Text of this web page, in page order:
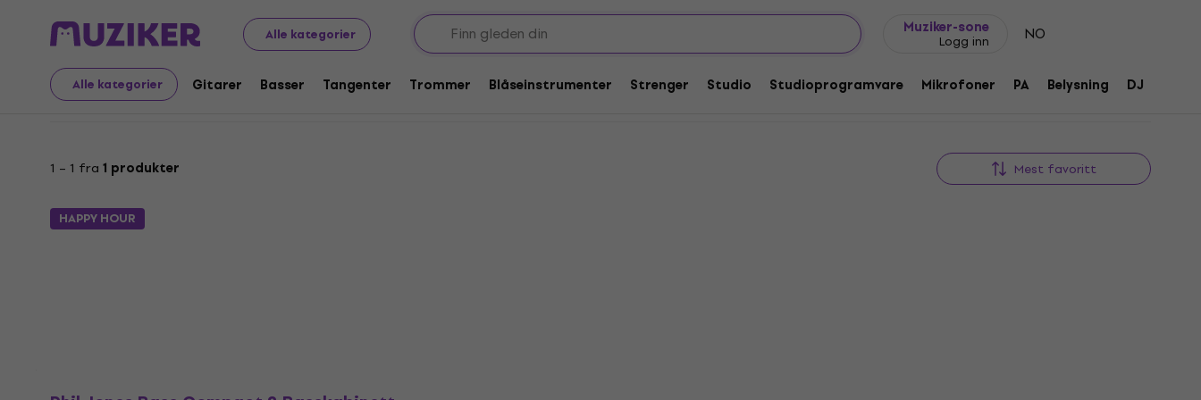
Alle kategorier
Muziker-sone
Logg inn NO
Alle kategorier Gitarer Basser Tangenter Trommer Blåseinstrumenter Strenger Studio Studioprogramvare Mikrofoner PA Belysning DJ
Tilbud Musikkinstrumenter Basser Basshøyttalerkabinetter
Tilbud: 2x høyttaler basskabinetter
1 – 1 fra 1 produkter Mest favoritt
HAPPY HOUR